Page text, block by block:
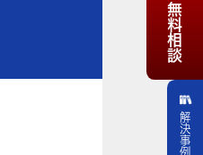
無料相談
解決事例